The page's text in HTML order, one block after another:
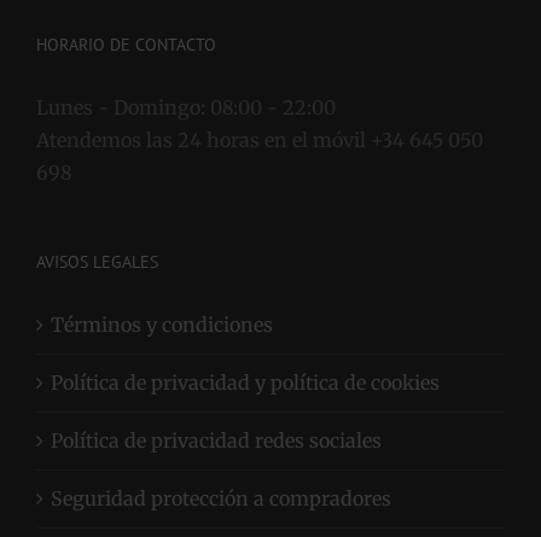
HORARIO DE CONTACTO
Lunes - Domingo: 08:00 - 22:00
Atendemos las 24 horas en el móvil +34 645 050
698
AVISOS LEGALES
Términos y condiciones
Política de privacidad y política de cookies
Política de privacidad redes sociales
Seguridad protección a compradores